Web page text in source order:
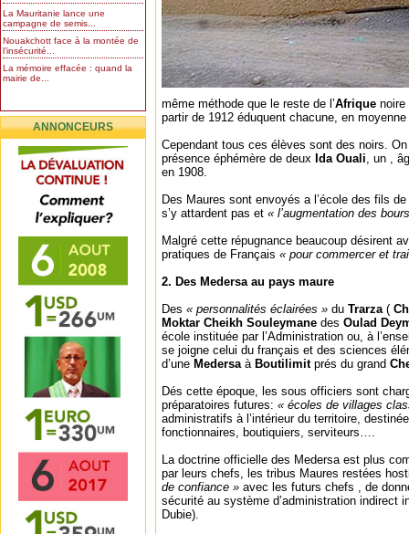
La Mauritanie lance une
campagne de semis...
Nouakchott face à la montée de
l’insécurité...
La mémoire effacée : quand la
mairie de...
ANNONCEURS
même méthode que le reste de l’Afrique
partir de 1912 éduquent chacune, en
Cependant tous ces élèves sont des noirs.
présence éphémère de deux Ida Ouali, un ,
en 1908.
Des Maures sont envoyés a l’école des fils
s’y attardent pas et « l’augmentation des
Malgré cette répugnance beaucoup désirent
pratiques de Français « pour commercer et
2. Des Medersa au pays maure
Des « personnalités éclairées » du Trarza (
Moktar Cheikh Souleymane des Oulad
école instituée par l’Administration ou, à
se joigne celui du français et des sciences
d’une Medersa à Boutilimit prés du grand
Dés cette époque, les sous officiers sont
préparatoires futures: « écoles de villages
administratifs à l’intérieur du territoire,
fonctionnaires, boutiquiers, serviteurs….
La doctrine officielle des Medersa est plus
par leurs chefs, les tribus Maures restées
de confiance » avec les futurs chefs , de
sécurité au système d’administration indirect
Dubie).